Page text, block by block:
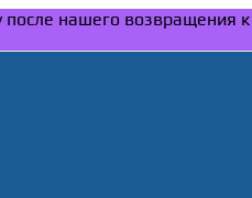
после нашего возвращения